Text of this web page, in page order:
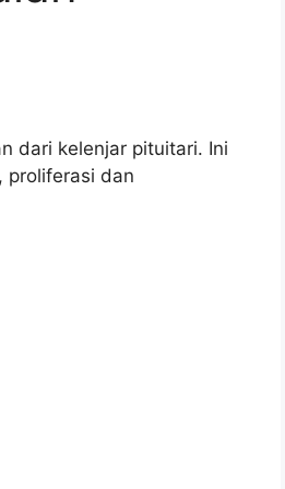
dari kelenjar pituitari. Ini
proliferasi dan